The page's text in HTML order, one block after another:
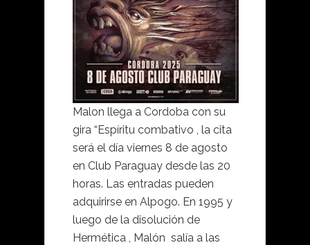
Malon llega a Cordoba con su
gira “Espíritu combativo , la cita
será el día viernes 8 de agosto
en Club Paraguay desde las 20
horas. Las entradas pueden
adquirirse en Alpogo. En 1995 y
luego de la disolución de
Hermética , Malón salía a las